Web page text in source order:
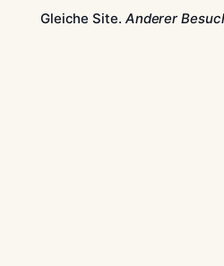
Gleiche Site. Anderer